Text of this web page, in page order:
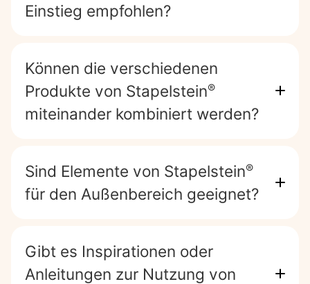
Einstieg empfohlen?
Können die verschiedenen
Produkte von Stapelstein®
miteinander kombiniert werden?
Sind Elemente von Stapelstein®
für den Außenbereich geeignet?
Gibt es Inspirationen oder
Anleitungen zur Nutzung von